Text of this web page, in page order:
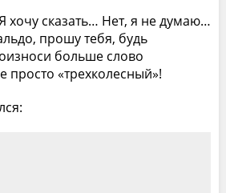
хочу сказать… Нет, я не думаю…
прошу тебя, будь
больше слово
просто «трехколесный»!